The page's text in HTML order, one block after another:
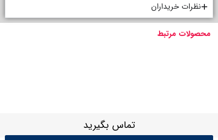
نظرات خریداران
محصولات مرتبط
تماس بگیرید